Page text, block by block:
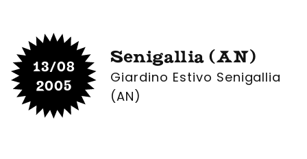
13/08
2005
Senigallia (AN)
Giardino Estivo Senigallia
(AN)